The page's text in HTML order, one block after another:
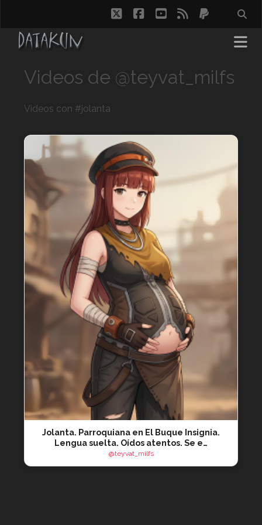
twitterfacebook
youtube
rss paypal
Videos de @teyvat_milfs
Videos con #jolanta
Jolanta. Parroquiana en El Buque Insignia.
Lengua suelta. Oídos atentos. Se e…
@teyvat_milfs